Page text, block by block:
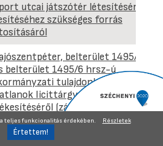
utcai játszótér létesítéséről és
szükséges forrás
belterület 1495/1
belterület 1495/6 hrsz-ú
tulajdonban lévő
licittárgyalás útján történő
(zárt ülésen hozott
teljes funkcionalitás érdekében. Részletek